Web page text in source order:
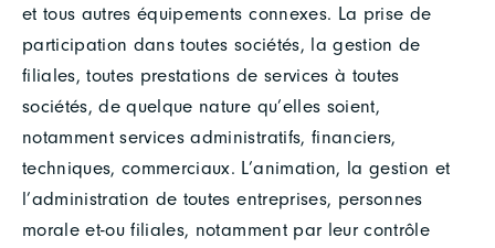
et tous autres équipements connexes. La prise de
participation dans toutes sociétés, la gestion de
filiales, toutes prestations de services à toutes
sociétés, de quelque nature qu’elles soient,
notamment services administratifs, financiers,
techniques, commerciaux. L’animation, la gestion et
l’administration de toutes entreprises, personnes
morale et-ou filiales, notamment par leur contrôle